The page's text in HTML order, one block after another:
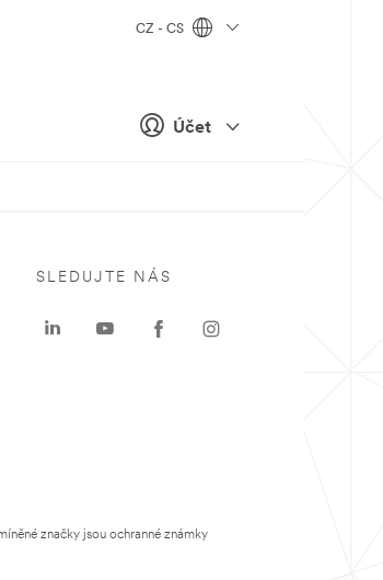
Účet
CZ - CS
SLEDUJTE NÁS
značky jsou ochranné známky